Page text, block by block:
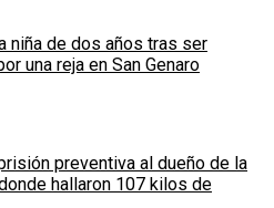
niña de dos años tras ser
una reja en San Genaro
preventiva al dueño de la
hallaron 107 kilos de